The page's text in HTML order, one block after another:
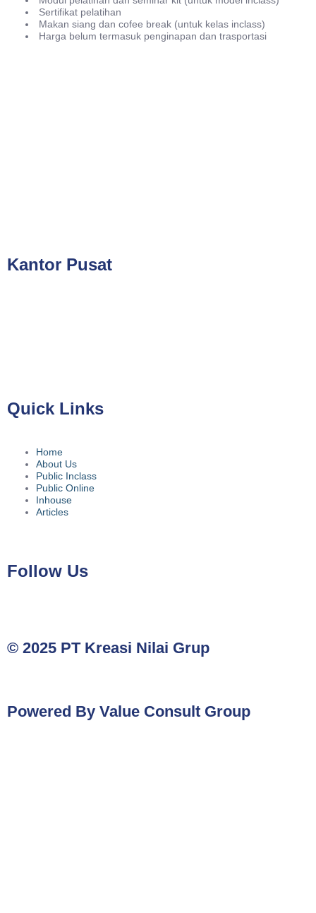
Sertifikat pelatihan
Makan siang dan cofee break (untuk kelas inclass)
Harga belum termasuk penginapan dan trasportasi
Kantor Pusat
Quick Links
Home
About Us
Public Inclass
Public Online
Inhouse
Articles
Follow Us
© 2025 PT Kreasi Nilai Grup
Powered By Value Consult Group